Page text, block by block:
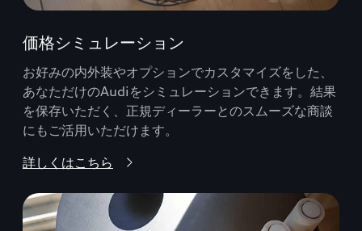
価格シミュレーション
お好みの内外装やオプションでカスタマイズをした、
あなただけのAudiをシミュレーションできます。結果
を保存いただく、正規ディーラーとのスムーズな商談
にもご活用いただけます。
詳しくはこちら